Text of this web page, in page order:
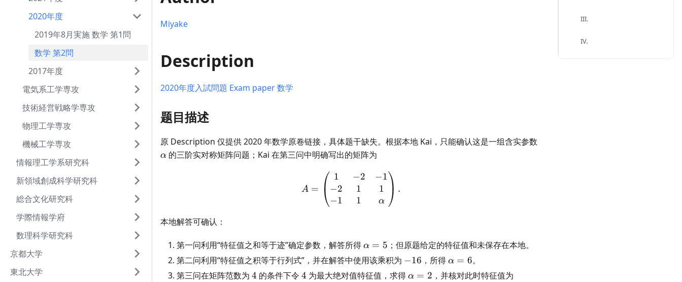
2020年度
2019年8月実施 数学 第1問
数学 第2問
2017年度
電気系工学専攻
技術経営戦略学専攻
物理工学専攻
機械工学専攻
情報理工学系研究科
新領域創成科学研究科
総合文化研究科
学際情報学府
数理科学研究科
京都大学
東北大学
Miyake
Description
2020年度入試問題 Exam paper 数学
题目描述
原 Description 仅提供 2020 年数学原卷链接，具体题干缺失。根据本地 Kai，只能确认这是一组含实参数
α 的三阶实对称矩阵问题；Kai 在第三问中明确写出的矩阵为
A=\begin{pmatrix} 1&-2&-1\\ -2&1&1\\ -1&1&\alpha \end{pmatrix}.
A =
1
−2
−1
−2
1
1
−1
1
α
.
本地解答可确认：
第一问利用“特征值之和等于迹”确定参数，解答所得\alpha=5
α = 5 ；但原题给定的特征值和未保存在本地。
第二问利用“特征值之积等于行列式”，并在解答中使用该乘积为 -16
−16 ，所得\alpha=6
α = 6。
第三问在矩阵范数为 4
4 的条件下令 4
4 为最大绝对值特征值，求得\alpha=2
α = 2 ，并核对此时特征值为
III.
IV.